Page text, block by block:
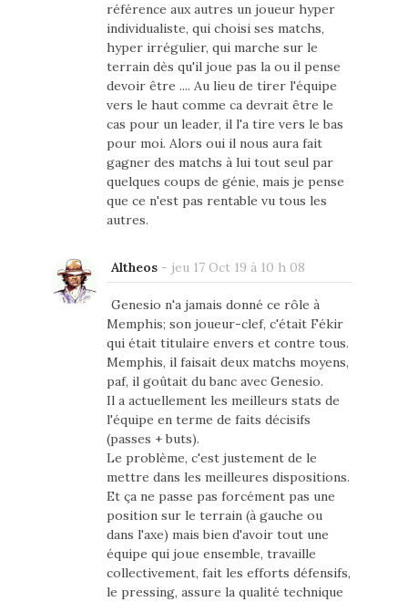
référence aux autres un joueur hyper
individualiste, qui choisi ses matchs,
hyper irrégulier, qui marche sur le
terrain dès qu'il joue pas la ou il pense
devoir être .... Au lieu de tirer l'équipe
vers le haut comme ca devrait être le
cas pour un leader, il l'a tire vers le bas
pour moi. Alors oui il nous aura fait
gagner des matchs à lui tout seul par
quelques coups de génie, mais je pense
que ce n'est pas rentable vu tous les
autres.
Altheos- jeu 17 Oct 19 à 10 h 08
Genesio n'a jamais donné ce rôle à
Memphis; son joueur-clef, c'était Fékir
qui était titulaire envers et contre tous.
Memphis, il faisait deux matchs moyens,
paf, il goûtait du banc avec Genesio.
Il a actuellement les meilleurs stats de
l'équipe en terme de faits décisifs
(passes + buts).
Le problème, c'est justement de le
mettre dans les meilleures dispositions.
Et ça ne passe pas forcément pas une
position sur le terrain (à gauche ou
dans l'axe) mais bien d'avoir tout une
équipe qui joue ensemble, travaille
collectivement, fait les efforts défensifs,
le pressing, assure la qualité technique